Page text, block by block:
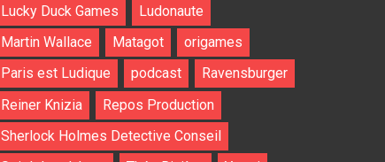
Lucky Duck Games
Ludonaute
Martin Wallace
Matagot
origames
Paris est Ludique
podcast
Ravensburger
Reiner Knizia
Repos Production
Sherlock Holmes Detective Conseil